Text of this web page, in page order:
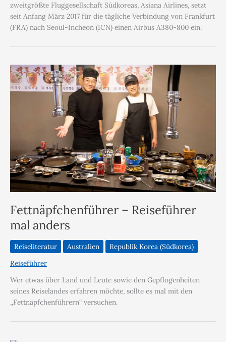
zweitgrößte Fluggesellschaft Südkoreas, Asiana Airlines, setzt
seit Anfang März 2017 für die tägliche Verbindung von Frankfurt
(FRA) nach Seoul-Incheon (ICN) einen Airbus A380-800 ein.
Fettnäpfchenführer – Reiseführer
mal anders
Reiseliteratur Australien
Republik Korea (Südkorea)
Reiseführer
Wer etwas über Land und Leute sowie den Gepflogenheiten
seines Reiselandes erfahren möchte, sollte es mal mit den
„Fettnäpfchenführern“ versuchen.